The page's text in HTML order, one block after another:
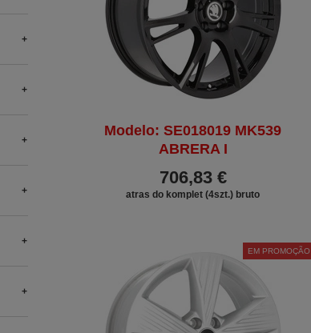
Modelo: SE018019 MK539
ABRERA I
706,83 €
atras do komplet (4szt.) bruto
EM PROMOÇÃO